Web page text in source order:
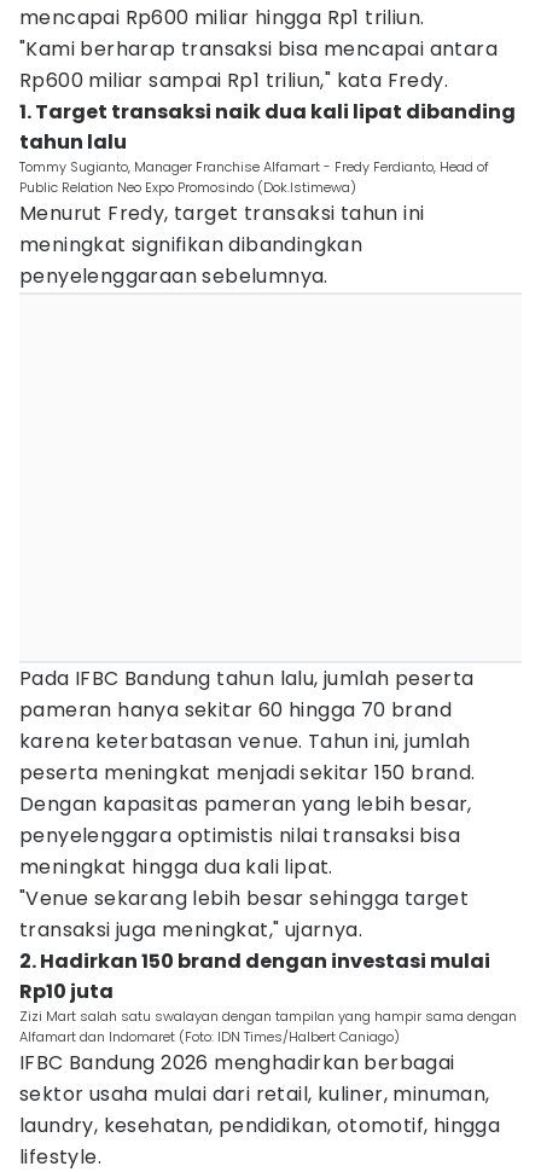
mencapai Rp600 miliar hingga Rp1 triliun.
"Kami berharap transaksi bisa mencapai antara
Rp600 miliar sampai Rp1 triliun," kata Fredy.
1. Target transaksi naik dua kali lipat dibanding
tahun lalu
Tommy Sugianto, Manager Franchise Alfamart - Fredy Ferdianto, Head of
Public Relation Neo Expo Promosindo (Dok.Istimewa)
Menurut Fredy, target transaksi tahun ini
meningkat signifikan dibandingkan
penyelenggaraan sebelumnya.
Pada IFBC Bandung tahun lalu, jumlah peserta
pameran hanya sekitar 60 hingga 70 brand
karena keterbatasan venue. Tahun ini, jumlah
peserta meningkat menjadi sekitar 150 brand.
Dengan kapasitas pameran yang lebih besar,
penyelenggara optimistis nilai transaksi bisa
meningkat hingga dua kali lipat.
"Venue sekarang lebih besar sehingga target
transaksi juga meningkat," ujarnya.
2. Hadirkan 150 brand dengan investasi mulai
Rp10 juta
Zizi Mart salah satu swalayan dengan tampilan yang hampir sama dengan
Alfamart dan Indomaret (Foto: IDN Times/Halbert Caniago)
IFBC Bandung 2026 menghadirkan berbagai
sektor usaha mulai dari retail, kuliner, minuman,
laundry, kesehatan, pendidikan, otomotif, hingga
lifestyle.